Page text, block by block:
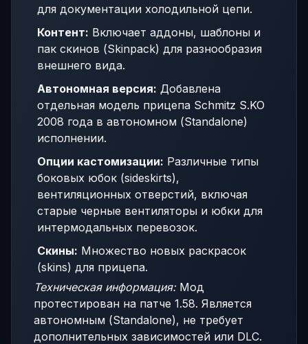
для документации холодильной цепи.
Контент: Включает аддоны, шаблоны и
пак скинов (Skinpack) для разнообразия
внешнего вида.
Автономная версия: Добавлена
отдельная модель прицепа Schmitz S.KO
2008 года в автономном (Standalone)
исполнении.
Опции кастомизации: Различные типы
боковых юбок (sideskirts),
вентиляционных отверстий, включая
старые черные вентиляторы и юбки для
интермодальных перевозок.
Скины: Множество новых раскрасок
(skins) для прицепа.
Техническая информация:Мод
протестирован на патче 1.58. Является
автономным (Standalone), не требует
дополнительных зависимостей или DLC.